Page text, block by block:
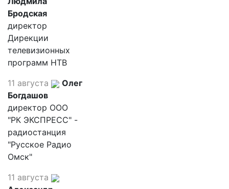
Бродская
директор
Дирекции
телевизионных
программ НТВ
11 августа
Олег
Богдашов
директор ООО
"РК ЭКСПРЕСС" -
радиостанция
"Русское Радио
Омск"
11 августа